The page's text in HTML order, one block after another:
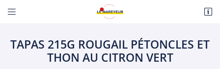
 
06 22 27 86 08
TAPAS 215G ROUGAIL PÉTONCLES ET
THON AU CITRON VERT